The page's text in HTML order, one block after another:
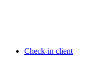
Check-in client